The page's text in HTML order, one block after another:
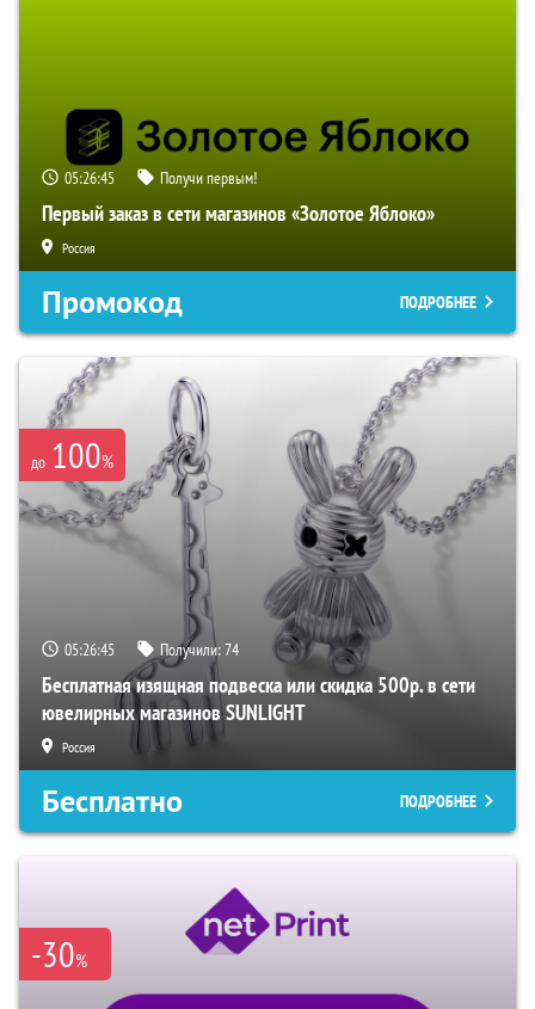
05:26:45 Получи первым!
Первый заказ в сети магазинов «Золотое Яблоко»
Россия
Промокод ПОДРОБНЕЕ
до 100%
05:26:45 Получили:74
Бесплатная изящная подвеска или скидка 500р. в сети
ювелирных магазинов SUNLIGHT
Россия
Бесплатно ПОДРОБНЕЕ
-30%